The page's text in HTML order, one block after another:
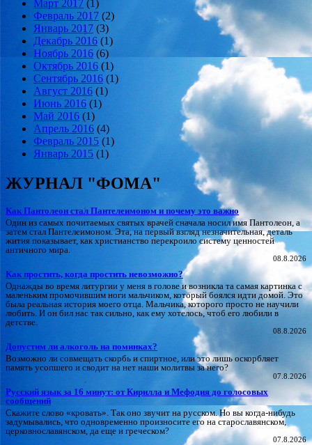
Март 2017 (1)
Февраль 2017 (2)
Январь 2017 (3)
Декабрь 2016 (1)
Ноябрь 2016 (6)
Октябрь 2016 (1)
Сентябрь 2016 (1)
Август 2016 (1)
Июнь 2016 (1)
Май 2016 (1)
Апрель 2016 (4)
Февраль 2015 (1)
Январь 2015 (1)
ЖУРНАЛ "ФОМА"
Как Пантолеон стал Пантелеимоном и почему это важно
Один из самых почитаемых святых врачей сначала носил имя Пантолеон, а
затем стал Пантелеимоном. Эта, на первый взгляд незначительная, деталь
жития показывает, как христианство перекроило систему ценностей
античного мира.
08.8.2026
Как простить, когда простить невозможно?
Однажды во время литургии у меня в голове и возникла та самая картинка с
маленьким промочившим ноги мальчиком, который боялся идти домой. Это
была реальная история моего отца. Мальчика, которого просто не научили
любить. И он бил нас так сильно, как ему хотелось, чтоб его любили в
детстве.
08.8.2026
Допустим ли алкоголь на поминках?
Возможно ли совмещать скорбь и спиртное, или это лишь оскорбляет
память усопшего и сводит на нет наши молитвы за него?
07.8.2026
Русский язык за 16 минут: от Кирилла и Мефодия до голосовых
сообщений
Скажите слово «кровать». Так оно звучит на русском. Но вы когда-нибудь
задумывались, что одновременно произносите его на старославянском,
церковнославянском, да еще и греческом?
07.8.2026